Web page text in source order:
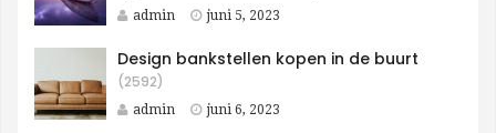
admin juni 5, 2023
Design bankstellen kopen in de buurt
(2592)
admin juni 6, 2023